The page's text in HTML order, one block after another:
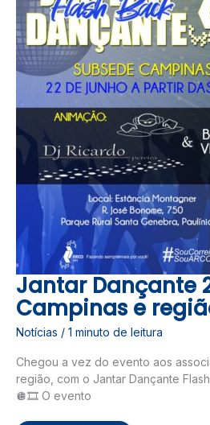
Jantar Dançante
Campinas e
Notícias / 1 minuto de leitura
Chegou a vez do evento aos
região, com o Jantar Dançante Flash
🪩🎞️ O evento
E
REGIÃO